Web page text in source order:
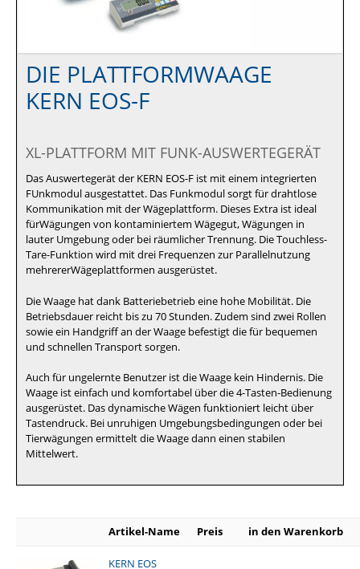
DIE PLATTFORMWAAGE
KERN EOS-F
XL-PLATTFORM MIT FUNK-AUSWERTEGERÄT
Das Auswertegerät der KERN EOS-F ist mit einem integrierten
FUnkmodul ausgestattet. Das Funkmodul sorgt für drahtlose
Kommunikation mit der Wägeplattform. Dieses Extra ist ideal
fürWägungen von kontaminiertem Wägegut, Wägungen in
lauter Umgebung oder bei räumlicher Trennung. Die Touchless-
Tare-Funktion wird mit drei Frequenzen zur Parallelnutzung
mehrererWägeplattformen ausgerüstet.
Die Waage hat dank Batteriebetrieb eine hohe Mobilität. Die
Betriebsdauer reicht bis zu 70 Stunden. Zudem sind zwei Rollen
sowie ein Handgriff an der Waage befestigt die für bequemen
und schnellen Transport sorgen.
Auch für ungelernte Benutzer ist die Waage kein Hindernis. Die
Waage ist einfach und komfortabel über die 4-Tasten-Bedienung
ausgerüstet. Das dynamische Wägen funktioniert leicht über
Tastendruck. Bei unruhigen Umgebungsbedingungen oder bei
Tierwägungen ermittelt die Waage dann einen stabilen
Mittelwert.
Artikel-Name Preis in den Warenkorb
KERN EOS